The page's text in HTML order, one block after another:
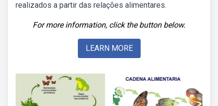
realizados a partir das relações alimentares.
For more information, click the button below.
LEARN MORE